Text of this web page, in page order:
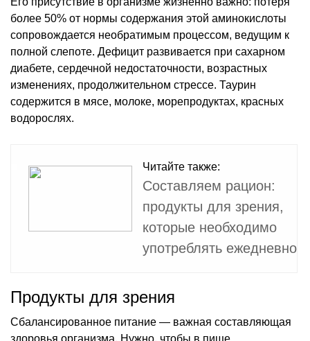
более 50% от нормы содержания этой аминокислоты
сопровождается необратимым процессом, ведущим к
полной слепоте. Дефицит развивается при сахарном
диабете, сердечной недостаточности, возрастных
изменениях, продолжительном стрессе. Таурин
содержится в мясе, молоке, морепродуктах, красных
водорослях.
Читайте также:
Составляем рацион:
продукты для зрения,
которые необходимо
употреблять ежедневно
Продукты для зрения
Сбалансированное питание — важная составляющая
здоровья организма. Нужно, чтобы в пище